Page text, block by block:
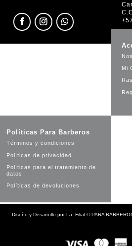
Mi
Políticas Para Barberos
Términos y condiciones
Políticas de privacidad
Políticas para el tratamiento de
datos
Políticas de devoluciones
Diseño y Desarrollo porLa_Filial ©PARA